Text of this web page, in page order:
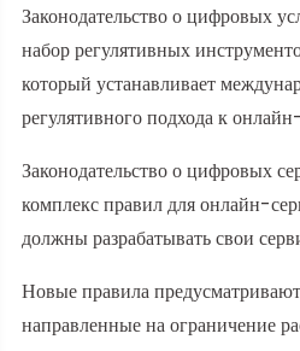
Законодательство о цифровых
набор регулятивных
который устанавливает
регулятивного подхода к
Законодательство о цифровых
комплекс правил для онлайн-
должны разрабатывать свои
Новые правила
направленные на ограничение